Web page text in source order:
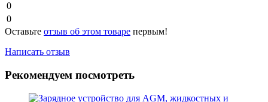
0
0
Оставьте отзыв об этом товаре первым!
Написать отзыв
Рекомендуем посмотреть